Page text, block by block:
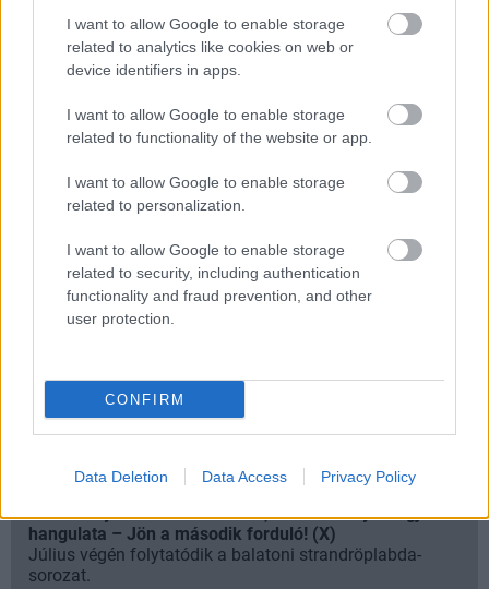
I want to allow Google to enable storage
related to analytics like cookies on web or
device identifiers in apps.
I want to allow Google to enable storage
related to functionality of the website or app.
I want to allow Google to enable storage
related to personalization.
I want to allow Google to enable storage
related to security, including authentication
functionality and fraud prevention, and other
user protection.
CONFIRM
Data Deletion Data Access Privacy Policy
A GS már a TikTokon is vár
Hírek, érdekességek, tippek, ajánlók, unboxing,
hardveres videók, minden, ami 1-2 percbe belefér.
SMASH by Meló-Diák: Homok, zene és a nyár legjobb
hangulata – Jön a második forduló! (X)
Július végén folytatódik a balatoni strandröplabda-
sorozat.